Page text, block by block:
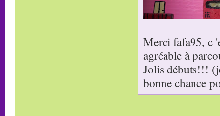
Merci fafa95, c
agréable à
Jolis débuts!!!
bonne chance